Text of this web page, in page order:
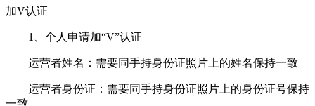
加V认证
1、个人申请加“V”认证
运营者姓名：需要同手持身份证照片上的姓名保持一致
运营者身份证：需要同手持身份证照片上的身份证号保持
一致